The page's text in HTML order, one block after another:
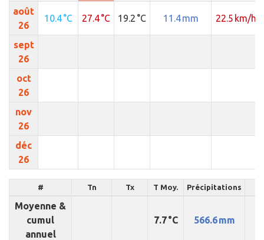
août
26
10.4 °C 27.4 °C 19.2 °C 11.4 mm 22.5 km/h
sept
26
oct
26
nov
26
déc
26
# Tn Tx T Moy. Précipitations
Moyenne &
cumul
annuel
7.7 °C 566.6 mm